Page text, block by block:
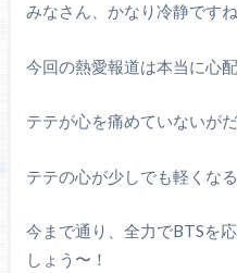
みなさん、かなり冷静ですね
今回の熱愛報道は本当に心
テテが心を痛めていないが
テテの心が少しでも軽くな
今まで通り、全力でBTSを
しょう〜！